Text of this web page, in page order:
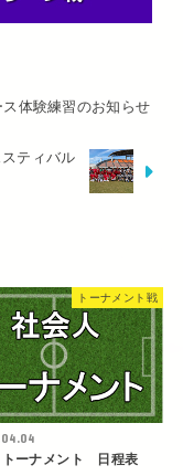
体験練習のお知らせ
ティバル
トーナメント戦
ーナメント 日程表